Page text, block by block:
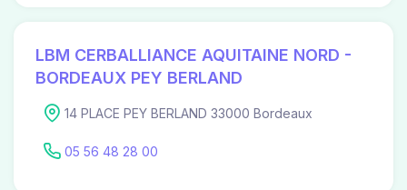
LBM CERBALLIANCE AQUITAINE NORD -
BORDEAUX PEY BERLAND
14 PLACE PEY BERLAND 33000 Bordeaux
05 56 48 28 00